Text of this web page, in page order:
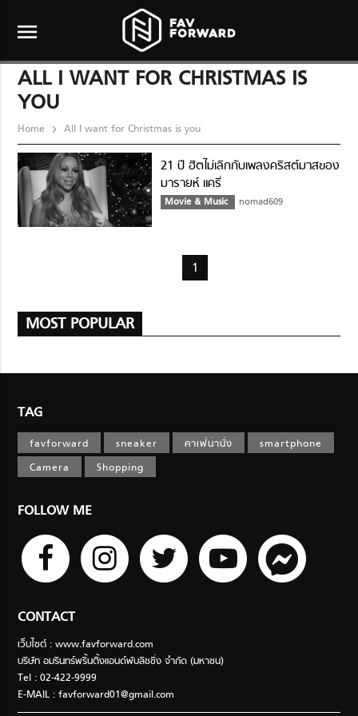
menu
ALL I WANT FOR CHRISTMAS IS
YOU
Home All I want for Christmas is you
21 ปี ฮิตไม่เลิกกับเพลงคริสต์มาสของ
มารายห์ แครี่
Movie & Music nomad609
1
MOST POPULAR
TAG
favforward sneaker คาเฟ่น่านั่ง
smartphone
Camera
Shopping
FOLLOW ME
CONTACT
เว็บไซต์ : www.favforward.com
บริษัท อมรินทร์พริ้นติ้งแอนด์พับลิชชิ่ง จำกัด (มหาชน)
Tel : 02-422-9999
E-MAIL :favforward01@gmail.com